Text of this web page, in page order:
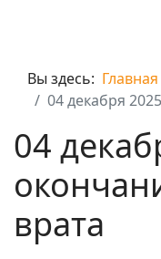
Вы здесь: Главная
04 декабря
04
врата